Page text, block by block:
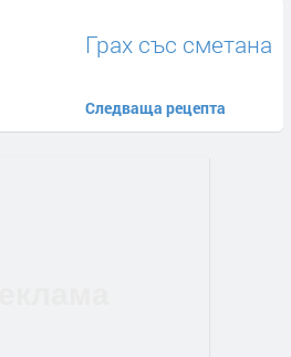
Грах със сметана
Следваща рецепта